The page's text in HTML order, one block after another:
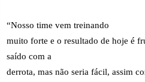
“Nosso time vem treinando
muito forte e o resultado de hoje é
saído com a
derrota, mas não seria fácil, assim